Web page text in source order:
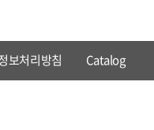
보처리방침 Catalog